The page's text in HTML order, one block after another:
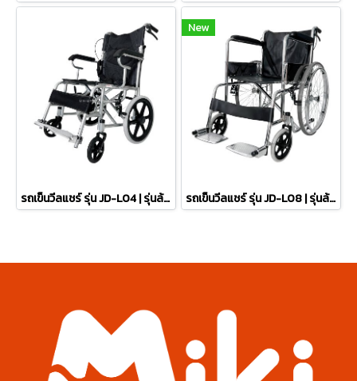
รถเข็นวีลแชร์ รุ่น JD-L04 | รุ่นล้อเล็ก
New
รถเข็นวีลแชร์ รุ่น JD-L08 | รุ่นล้อใหญ่